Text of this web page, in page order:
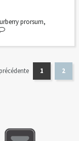
prorsum,
1 2